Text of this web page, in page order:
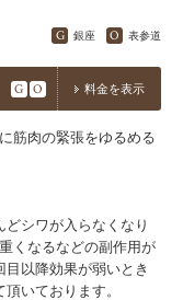
銀座 表参道
G O 料金を表示
筋肉の緊張をゆるめる
シワが入らなくなり
くなるなどの副作用が
以降効果が弱いとき
いております。